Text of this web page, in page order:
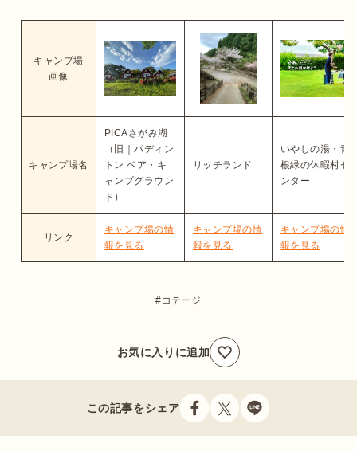
キャンプ場
画像
キャンプ場名
PICAさがみ湖
（旧｜パディン
トン ベア・キ
ャンプグラウン
ド）
リッチランド
いやしの湯・青
根緑の休暇村セ
ンター
リンク
キャンプ場の情
報を見る
キャンプ場の情
報を見る
キャンプ場の情
報を見る
コテージ
お気に入りに追加
この記事をシェア